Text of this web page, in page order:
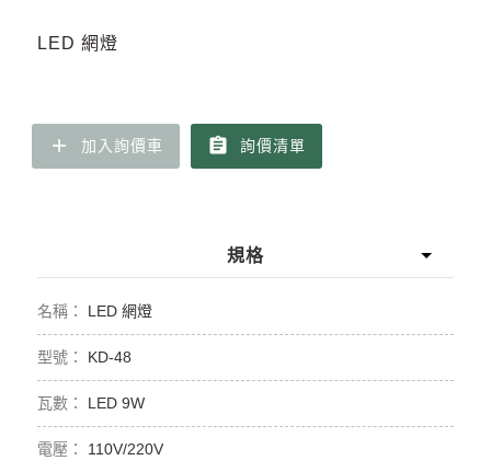
LED 網燈
add 加入詢價車 assignment 詢價清單
規格
LED 網燈
KD-48
LED 9W
110V/220V